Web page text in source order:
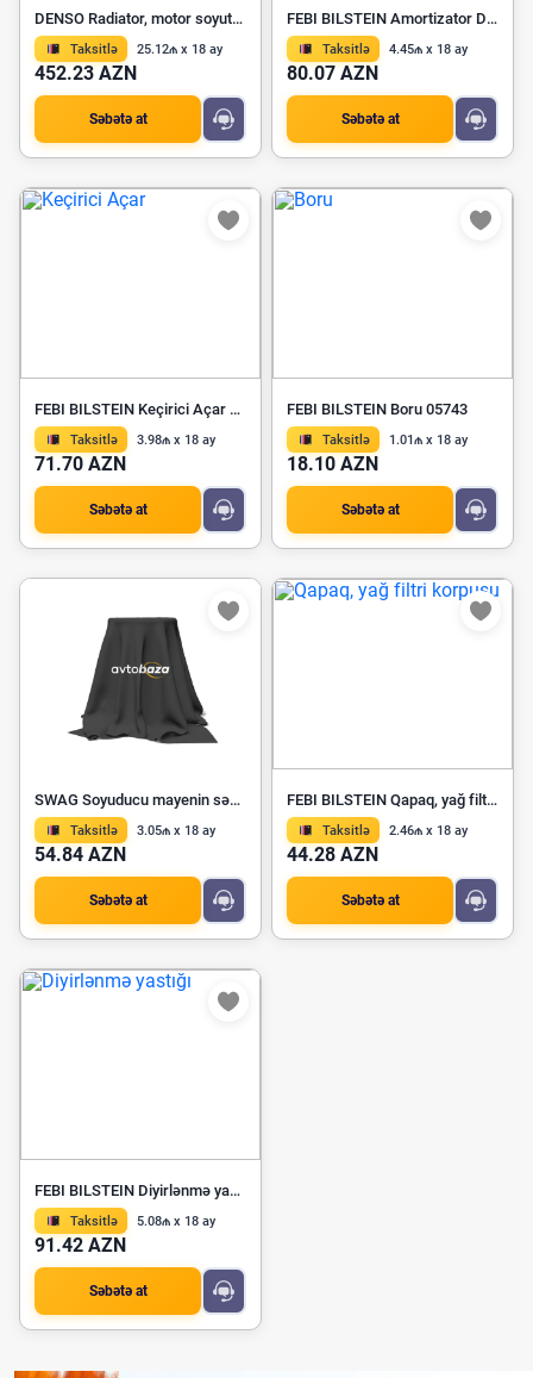
DENSO Radiator, motor soyutma DRM17116
Taksitlə 25.12₼ x 18 ay
452.23 AZN
Səbətə at
FEBI BILSTEIN Amortizator Dayağı 177217
Taksitlə 4.45₼ x 18 ay
80.07 AZN
Səbətə at
FEBI BILSTEIN Keçirici Açar 108834
Taksitlə 3.98₼ x 18 ay
71.70 AZN
Səbətə at
FEBI BILSTEIN Boru 05743
Taksitlə 1.01₼ x 18 ay
18.10 AZN
Səbətə at
SWAG Soyuducu mayenin səviyyəsini ölçən göstərici 40 10 3549
Taksitlə 3.05₼ x 18 ay
54.84 AZN
Səbətə at
FEBI BILSTEIN Qapaq, yağ filtri korpusu 174253
Taksitlə 2.46₼ x 18 ay
44.28 AZN
Səbətə at
FEBI BILSTEIN Diyirlənmə yastığı 45609
Taksitlə 5.08₼ x 18 ay
91.42 AZN
Səbətə at